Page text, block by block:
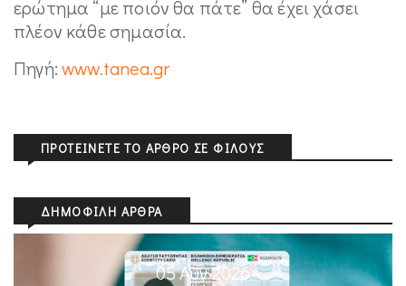
ερώτημα “με ποιόν θα πάτε” θα έχει χάσει
πλέον κάθε σημασία.
Πηγή:www.tanea.gr
ΠΡΟΤΕΊΝΕΤΕ ΤΟ ΆΡΘΡΟ ΣΕ ΦΊΛΟΥΣ
ΔΗΜΟΦΙΛΉ ΆΡΘΡΑ
05 Αυγ 2026